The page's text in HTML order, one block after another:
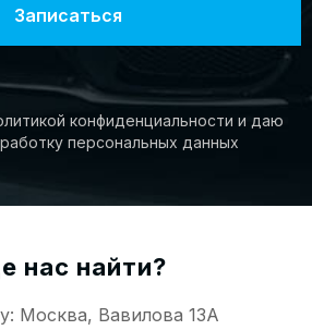
конфиденциальности и даю
персональных данных
нас найти?
Москва, Вавилова 13А